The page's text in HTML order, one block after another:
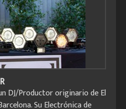
DJ/Productor originario de El
Su Electrónica de